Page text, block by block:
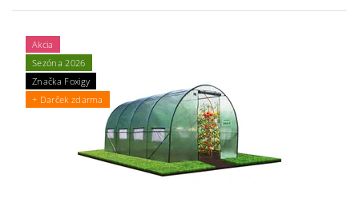
Akcia
Sezóna 2026
Značka Foxigy
+ Darček zdarma